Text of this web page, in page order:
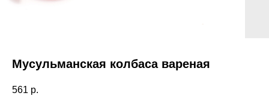
Мусульманская колбаса вареная
561 р.